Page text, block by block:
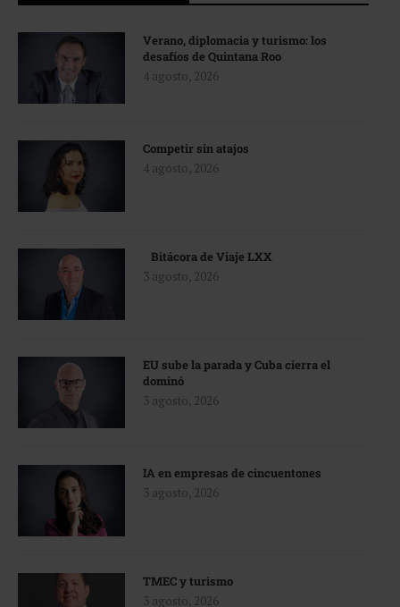
Verano, diplomacia y turismo: los
desafíos de Quintana Roo
4 agosto, 2026
Competir sin atajos
4 agosto, 2026
Bitácora de Viaje LXX
3 agosto, 2026
EU sube la parada y Cuba cierra el
dominó
3 agosto, 2026
IA en empresas de cincuentones
3 agosto, 2026
TMEC y turismo
3 agosto, 2026